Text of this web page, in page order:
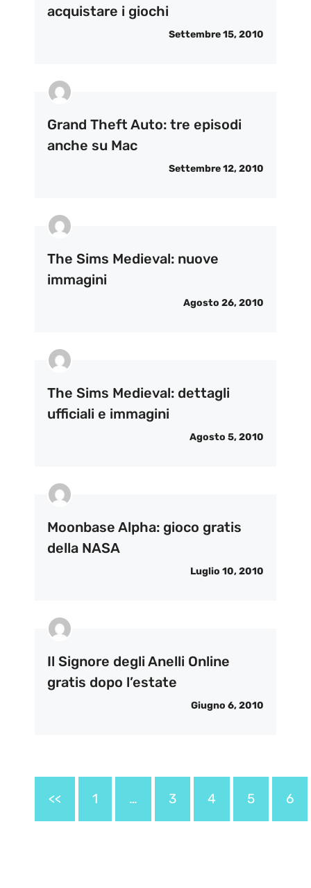
acquistare i giochi
Settembre 15, 2010
Grand Theft Auto: tre episodi
anche su Mac
Settembre 12, 2010
The Sims Medieval: nuove
immagini
Agosto 26, 2010
The Sims Medieval: dettagli
ufficiali e immagini
Agosto 5, 2010
Moonbase Alpha: gioco gratis
della NASA
Luglio 10, 2010
Il Signore degli Anelli Online
gratis dopo l’estate
Giugno 6, 2010
<< 1 … 3 4 5 6